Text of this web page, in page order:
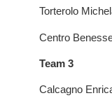
Torterolo
Centro
Team 3
Calcagno